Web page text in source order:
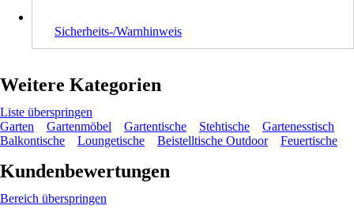
Sicherheits-/Warnhinweis
Weitere Kategorien
Liste überspringen
Garten
Gartenmöbel Gartentische Stehtische
Gartenesstisch
Balkontische
Loungetische Beistelltische Outdoor Feuertische
Kundenbewertungen
Bereich überspringen